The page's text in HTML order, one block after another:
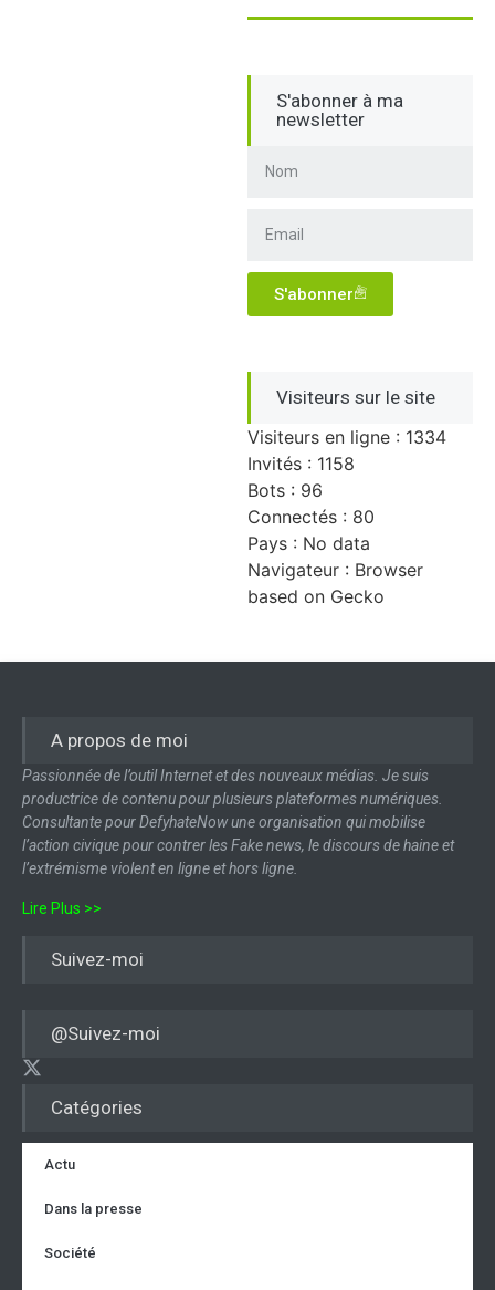
S'abonner à ma
newsletter
S'abonner
Visiteurs sur le site
Visiteurs en ligne : 1334
Invités : 1158
Bots : 96
Connectés : 80
Pays : No data
Navigateur : Browser
based on Gecko
Catégories
Actu
Dans la presse
Société
A propos de moi
Passionnée de l’outil Internet et des nouveaux médias. Je suis
productrice de contenu pour plusieurs plateformes numériques.
Consultante pour DefyhateNow une organisation qui mobilise
l’action civique pour contrer les Fake news, le discours de haine et
l’extrémisme violent en ligne et hors ligne.
Lire Plus >>
Suivez-moi
@Suivez-moi